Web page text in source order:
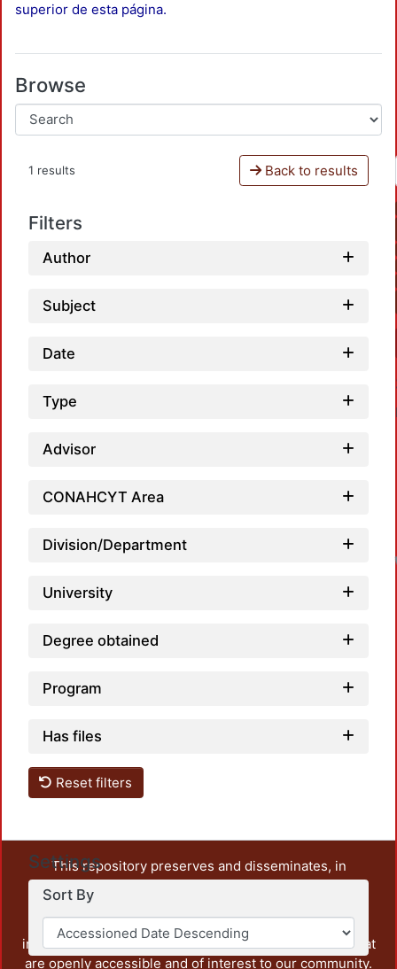
superior de esta página.
Browse
1 results Back to results
Filters
Author
Subject
Date
Type
Advisor
CONAHCYT Area
Division/Department
University
Degree obtained
Program
Has files
Reset filters
Settings
Sort By
This repository preserves and disseminates, in
unrestricted open access, the teaching and research
output of UAM Azcapotzalco. It also includes some
administrative and graphic documents from the
institution, as well as content from other institutions that
are openly accessible and of interest to our community.